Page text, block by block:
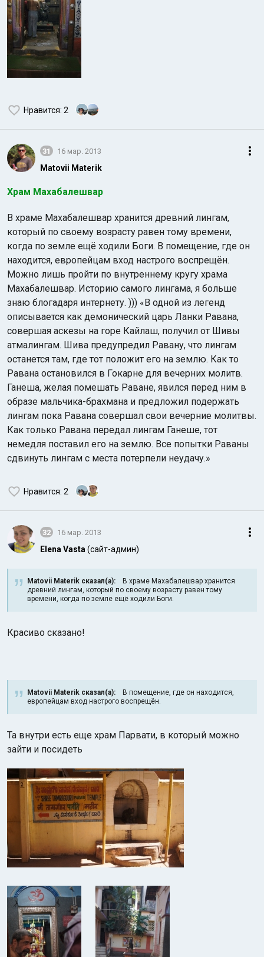
Нравится: 2
31 16 мар. 2013
Matovii Materik
Храм Махабалешвар
В храме Махабалешвар хранится древний лингам,
который по своему возрасту равен тому времени,
когда по земле ещё ходили Боги. В помещение, где он
находится, европейцам вход настрого воспрещён.
Можно лишь пройти по внутреннему кругу храма
Махабалешвар. Историю самого лингама, я больше
знаю блогадаря интернету. ))) «В одной из легенд
описывается как демонический царь Ланки Равана,
совершая аскезы на горе Кайлаш, получил от Шивы
атмалингам. Шива предупредил Равану, что лингам
останется там, где тот положит его на землю. Как то
Равана остановился в Гокарне для вечерних молитв.
Ганеша, желая помешать Раване, явился перед ним в
образе мальчика-брахмана и предложил подержать
лингам пока Равана совершал свои вечерние молитвы.
Как только Равана передал лингам Ганеше, тот
немедля поставил его на землю. Все попытки Раваны
сдвинуть лингам с места потерпели неудачу.»
Нравится: 2
32 16 мар. 2013
Elena Vasta(сайт-админ)
Matovii Materik сказал(а): В храме Махабалешвар хранится
древний лингам, который по своему возрасту равен тому
времени, когда по земле ещё ходили Боги.
Красиво сказано!
Matovii Materik сказал(а): В помещение, где он находится,
европейцам вход настрого воспрещён.
Та внутри есть еще храм Парвати, в который можно
зайти и посидеть